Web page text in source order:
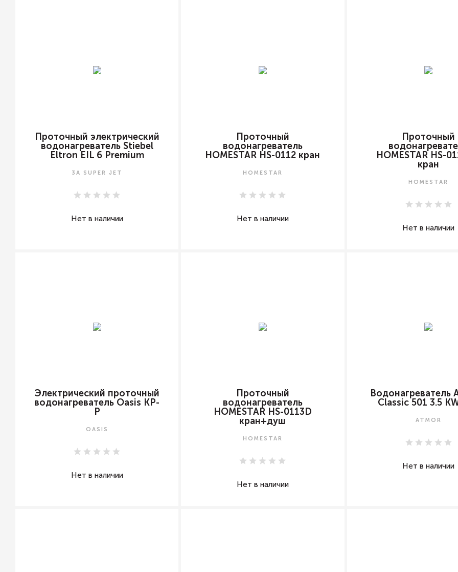
Проточный электрический
водонагреватель Stiebel
Eltron EIL 6 Premium
3A SUPER JET
Нет в наличии
Проточный
водонагреватель
HOMESTAR HS-0112 кран
HOMESTAR
Нет в наличии
Проточный
HOMESTAR HS-
кран
HOMESTAR
Нет в наличии
Электрический проточный
водонагреватель Oasis KP-
P
OASIS
Нет в наличии
Проточный
водонагреватель
HOMESTAR HS-0113D
кран+душ
HOMESTAR
Нет в наличии
Водонагреватель
Classic 501 3.5
ATMOR
Нет в наличии